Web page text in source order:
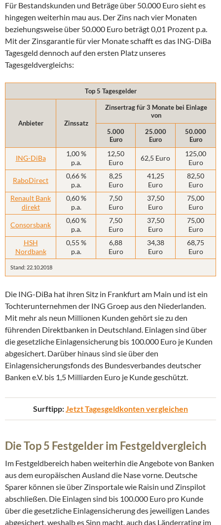
Für Bestandskunden und Beträge über 50.000 Euro sieht es
hingegen weiterhin mau aus. Der Zins nach vier Monaten
beziehungsweise über 50.000 Euro beträgt 0,01 Prozent p.a.
Mit der Zinsgarantie für vier Monate schafft es das ING-DiBa
Tagesgeld dennoch auf den ersten Platz unseres
Tagesgeldvergleichs:
Top 5 Tagesgelder
Anbieter Zinssatz
Zinsertrag für 3 Monate bei Einlage
von
5.000
Euro
25.000
Euro
50.000
Euro
Stand: 22.10.2018
ING-DiBa
1,00 %
p.a.
12,50
Euro
62,5 Euro
125,00
Euro
RaboDirect
0,66 %
p.a.
8,25
Euro
41,25
Euro
82,50
Euro
Renault Bank
direkt
0,60 %
p.a.
7,50
Euro
37,50
Euro
75,00
Euro
Consorsbank
0,60 %
p.a.
7,50
Euro
37,50
Euro
75,00
Euro
HSH
Nordbank
0,55 %
p.a.
6,88
Euro
34,38
Euro
68,75
Euro
Die ING-DiBa hat ihren Sitz in Frankfurt am Main und ist ein
Tochterunternehmen der ING Groep aus den Niederlanden.
Mit mehr als neun Millionen Kunden gehört sie zu den
führenden Direktbanken in Deutschland. Einlagen sind über
die gesetzliche Einlagensicherung bis 100.000 Euro je Kunden
abgesichert. Darüber hinaus sind sie über den
Einlagensicherungsfonds des Bundesverbandes deutscher
Banken e.V. bis 1,5 Milliarden Euro je Kunde geschützt.
Surftipp:Jetzt Tagesgeldkonten vergleichen
Die Top 5 Festgelder im Festgeldvergleich
Im Festgeldbereich haben weiterhin die Angebote von Banken
aus dem europäischen Ausland die Nase vorne. Deutsche
Sparer können sie über Zinsportale wie Raisin und Zinspilot
abschließen. Die Einlagen sind bis 100.000 Euro pro Kunde
über die gesetzliche Einlagensicherung des jeweiligen Landes
abgesichert, weshalb es Sinn macht, auch das Länderrating im